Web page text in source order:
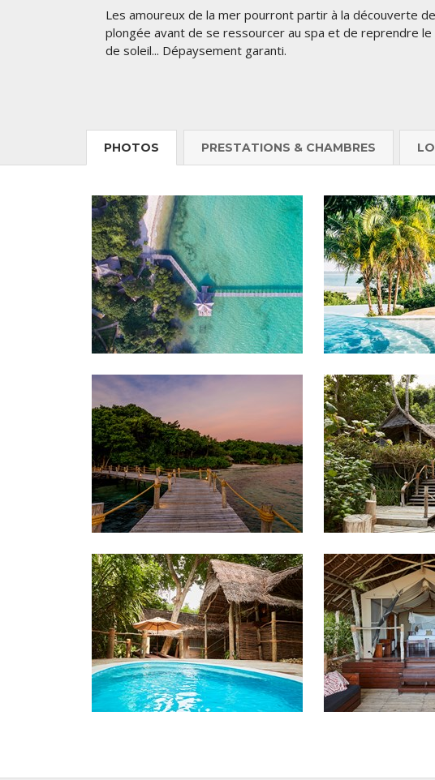
Les amoureux de la mer pourront partir à la découverte
plongée avant de se ressourcer au spa et de reprendre
de soleil... Dépaysement garanti.
PHOTOS PRESTATIONS & CHAMBRES